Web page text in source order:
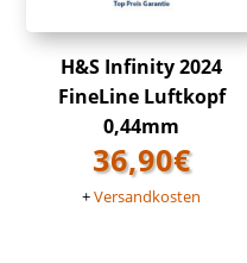
H&S Infinity 2024
FineLine Luftkopf
0,44mm
36,90€
+Versandkosten